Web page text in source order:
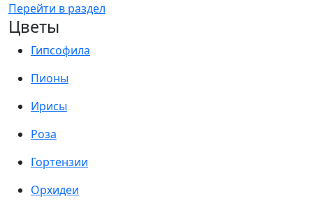
Перейти в раздел
Цветы
Гипсофила
Пионы
Ирисы
Роза
Гортензии
Орхидеи